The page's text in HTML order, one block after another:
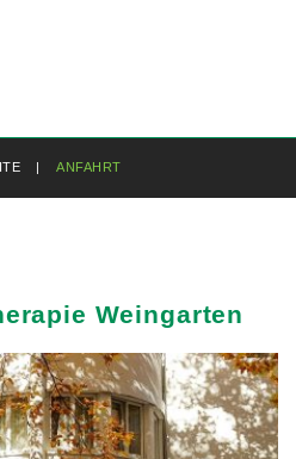
| ANFAHRT
Weingarten